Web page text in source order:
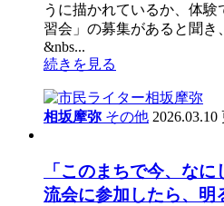
うに描かれているか、体
習会」の募集があると聞き
&nbs...
続きを見る
相坂摩弥 その他 2026.03.10
「このまちで今、な
流会に参加したら、明